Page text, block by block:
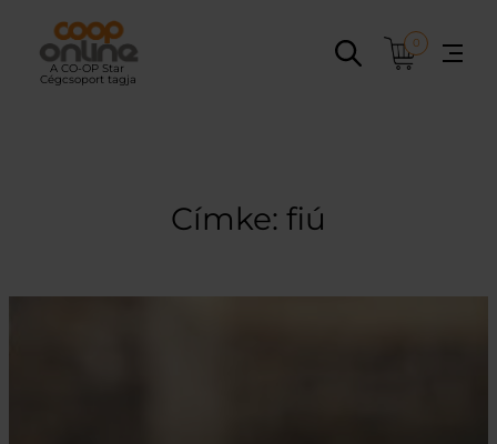
tartalomhoz
0
Címke: fiú